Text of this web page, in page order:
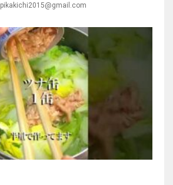
pikakichi2015@gmail.com